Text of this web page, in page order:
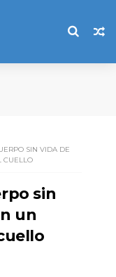
SIN VIDA DE
CUELLO
sin
un